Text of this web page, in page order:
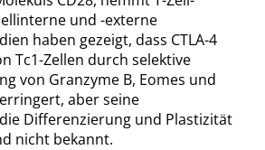
und -externe
haben gezeigt, dass CTLA-4
Tc1-Zellen durch selektive
von Granzyme B, Eomes und
aber seine
Differenzierung und Plastizität
nicht bekannt.